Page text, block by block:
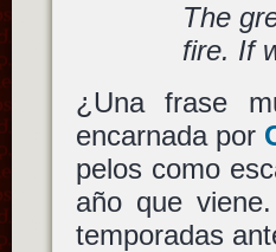
The
fire. If
¿Una frase
encarnada por
pelos como
año que
temporadas